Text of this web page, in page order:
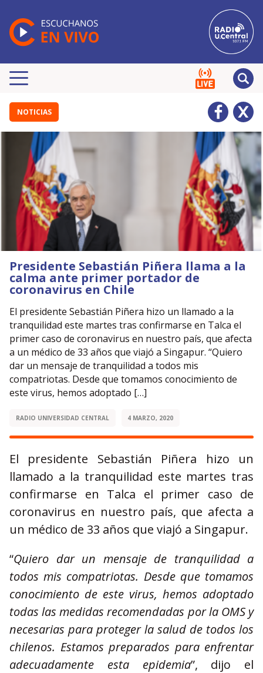
NOTICIAS
Presidente Sebastián Piñera llama a la
calma ante primer portador de
coronavirus en Chile
El presidente Sebastián Piñera hizo un llamado a la
tranquilidad este martes tras confirmarse en Talca el
primer caso de coronavirus en nuestro país, que afecta
a un médico de 33 años que viajó a Singapur. “Quiero
dar un mensaje de tranquilidad a todos mis
compatriotas. Desde que tomamos conocimiento de
este virus, hemos adoptado […]
RADIO UNIVERSIDAD CENTRAL 4 MARZO, 2020
El presidente Sebastián Piñera hizo un
llamado a la tranquilidad este martes tras
confirmarse en Talca el primer caso de
coronavirus en nuestro país, que afecta a
un médico de 33 años que viajó a Singapur.
“Quiero dar un mensaje de tranquilidad a
todos mis compatriotas. Desde que tomamos
conocimiento de este virus, hemos adoptado
todas las medidas recomendadas por la OMS y
necesarias para proteger la salud de todos los
chilenos. Estamos preparados para enfrentar
adecuadamente esta epidemia”, dijo el